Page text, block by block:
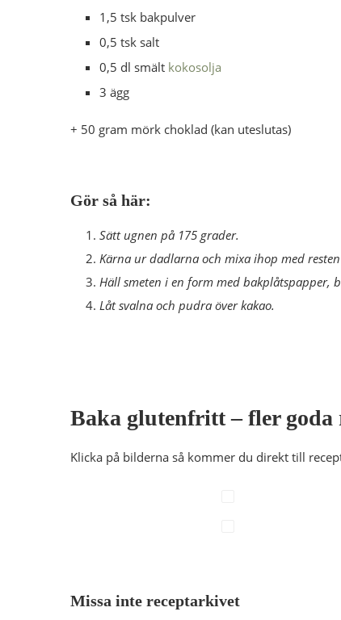
1,5 tsk bakpulver
0,5 tsk salt
0,5 dl smält kokosolja
3 ägg
+ 50 gram mörk choklad (kan uteslutas)
Gör så här:
Sätt ugnen på 175 grader.
Kärna ur dadlarna och mixa ihop med
Häll smeten i en form med bakplåtspapper,
Låt svalna och pudra över kakao.
Baka glutenfritt – fler goda
Klicka på bilderna så kommer du direkt till
Missa inte receptarkivet